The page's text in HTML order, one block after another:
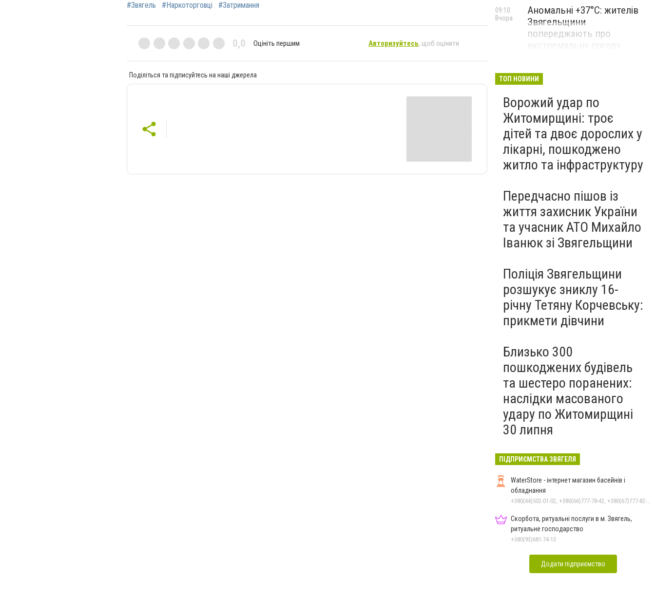
#Звягель #Наркоторговці #Затримання
0,0 Оцініть першим Авторизуйтесь, щоб оцінити
Поділіться та підписуйтесь на наші джерела
Аномальні +37°C: жителів
Звягельщини
попереджають про
09:10
Вчора
ТОП НОВИНИ
Ворожий удар по
Житомирщині: троє
дітей та двоє дорослих у
лікарні, пошкоджено
житло та інфраструктуру
Передчасно пішов із
життя захисник України
та учасник АТО Михайло
Іванюк зі Звягельщини
Поліція Звягельщини
розшукує зниклу 16-
річну Тетяну Корчевську:
прикмети дівчини
Близько 300
пошкоджених будівель
та шестеро поранених:
наслідки масованого
удару по Житомирщині
30 липня
ПІДПРИЄМСТВА ЗВЯГЕЛЯ
WaterStore - інтернет магазин басейнів і
обладнання
+380(44)502-01-02, +380(66)777-78-42, +380(67)777-82-19, +380(67)890-80-80, +380(73)890-80-80, +380(44)502-01-03
Скорбота, ритуальні послуги в м. Звягель,
ритуальне господарство
+380(93)681-74-13
Додати підприємство